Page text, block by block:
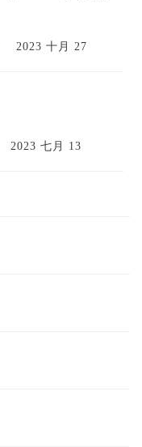
2023 十月 27
2023 七月 13